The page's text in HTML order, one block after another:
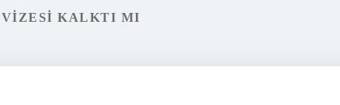
VIZESI KALKTI MI